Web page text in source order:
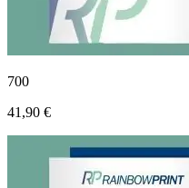
700
41,90 €